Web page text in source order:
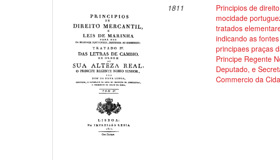
1811
Principios de
mocidade
tratados
indicando as
principaes praças
Principe Regente
Deputado, e
Commercio da